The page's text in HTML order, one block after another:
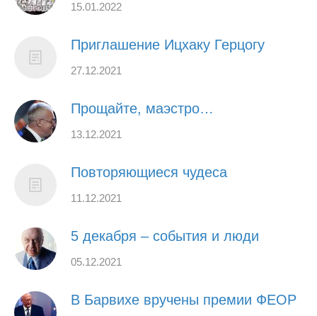
15.01.2022
Приглашение Ицхаку Герцогу
27.12.2021
Прощайте, маэстро…
13.12.2021
Повторяющиеся чудеса
11.12.2021
5 декабря – события и люди
05.12.2021
В Барвихе вручены премии ФЕОР